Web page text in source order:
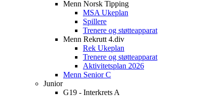
Menn Norsk Tipping
MSA Ukeplan
Spillere
Trenere og støtteapparat
Menn Rekrutt 4.div
Rek Ukeplan
Trenere og støtteapparat
Aktivitetsplan 2026
Menn Senior C
Junior
G19 - Interkrets A